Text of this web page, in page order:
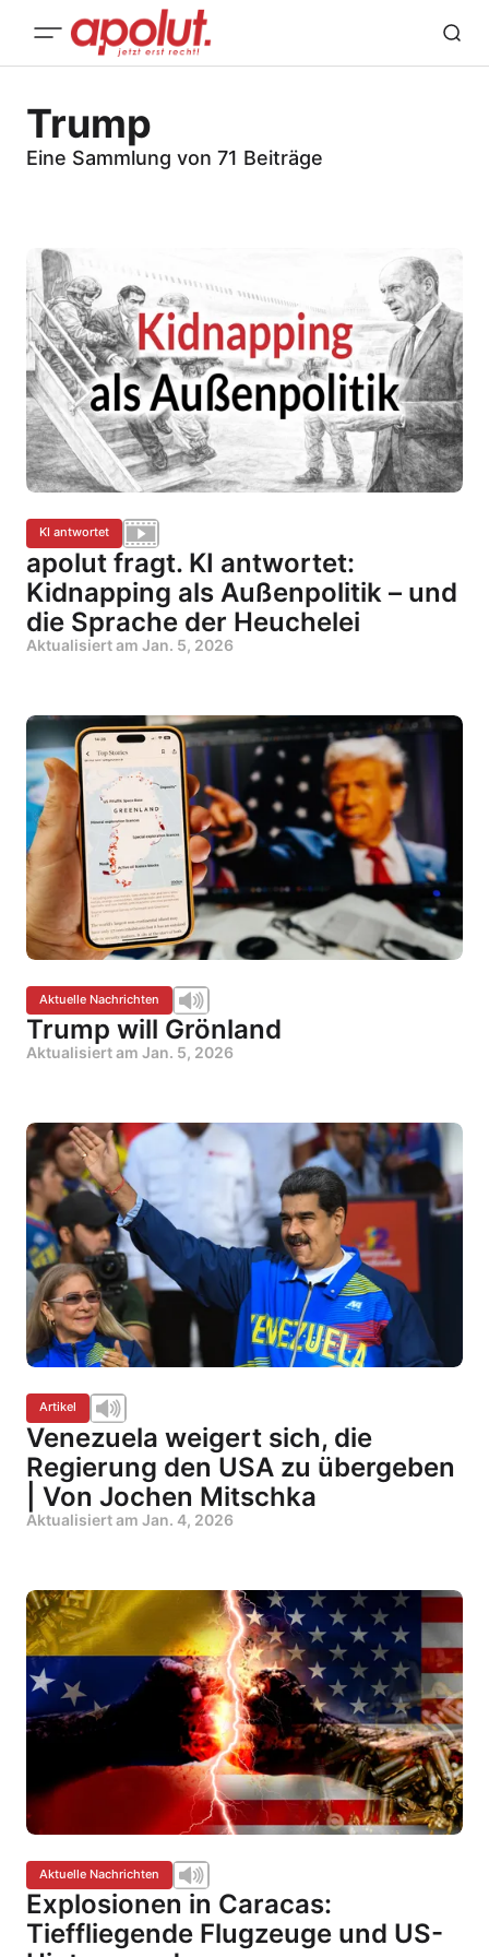
Trump
Eine Sammlung von 71 Beiträge
KI antwortet
apolut fragt. KI antwortet:
Kidnapping als Außenpolitik – und
die Sprache der Heuchelei
Aktualisiert am Jan. 5, 2026
Aktuelle Nachrichten
Trump will Grönland
Aktualisiert am Jan. 5, 2026
Artikel
Venezuela weigert sich, die
Regierung den USA zu übergeben
| Von Jochen Mitschka
Aktualisiert am Jan. 4, 2026
Aktuelle Nachrichten
Explosionen in Caracas:
Tieffliegende Flugzeuge und US-